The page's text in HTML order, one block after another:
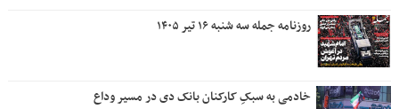
روزنامه جمله سه شنبه ۱۶ تیر ۱۴۰۵
خادمی به سبکِ کارکنان بانک دی در مسیر وداع